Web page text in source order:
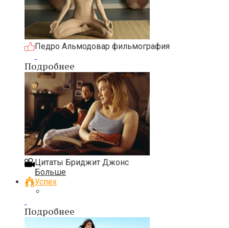
Педро Альмодовар фильмография
Подробнее
Цитаты Бриджит Джонс
Больше
Успех
Подробнее